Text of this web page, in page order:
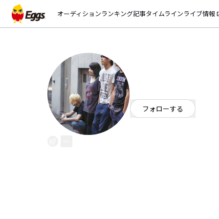
オーディションランキング記事タイムラインライブ情報
フォローする